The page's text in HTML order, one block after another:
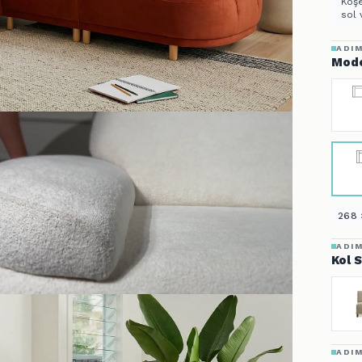
sol
268
Kol